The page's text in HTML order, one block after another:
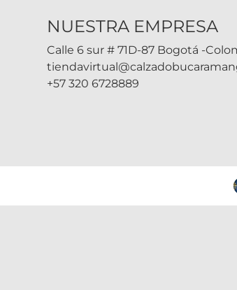
NUESTRA EMPRESA
Calle 6 sur # 71D-87 Bogotá -
+57 320 6728889